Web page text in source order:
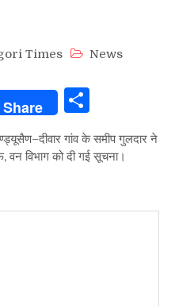
Times News
Share
गांव के समीप गुलदार ने
वन विभाग को दी गई सूचना।